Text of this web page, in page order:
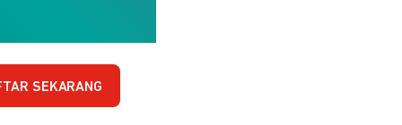
SEKARANG